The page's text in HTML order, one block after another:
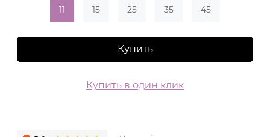
11 15 25 35 45
Купить
Купить в один клик